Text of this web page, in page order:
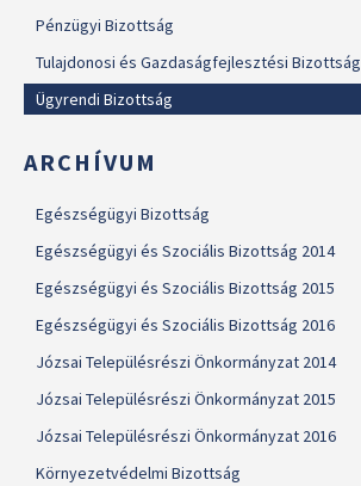
Pénzügyi Bizottság
Tulajdonosi és Gazdaságfejlesztési Bizottság
Ügyrendi Bizottság
ARCHÍVUM
Egészségügyi Bizottság
Egészségügyi és Szociális Bizottság 2014
Egészségügyi és Szociális Bizottság 2015
Egészségügyi és Szociális Bizottság 2016
Józsai Településrészi Önkormányzat 2014
Józsai Településrészi Önkormányzat 2015
Józsai Településrészi Önkormányzat 2016
Környezetvédelmi Bizottság